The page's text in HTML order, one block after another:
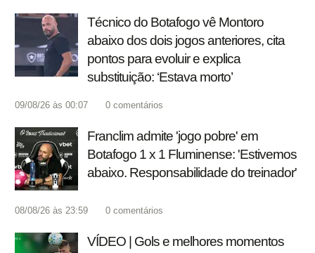
Técnico do Botafogo vê Montoro
abaixo dos dois jogos anteriores, cita
pontos para evoluir e explica
substituição: ‘Estava morto’
09/08/26 às 00:07 0 comentários
Franclim admite 'jogo pobre' em
Botafogo 1 x 1 Fluminense: 'Estivemos
abaixo. Responsabilidade do treinador'
08/08/26 às 23:59 0 comentários
VÍDEO | Gols e melhores momentos